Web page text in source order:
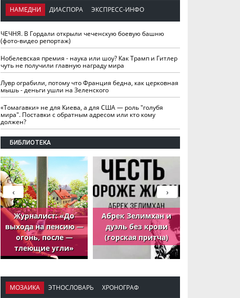
НАМЕДНИ ДИАСПОРА ЭКСПРЕСС-ИНФО
ЧЕЧНЯ. В Гордали открыли чеченскую боевую башню
(фото-видео репортаж)
Нобелевская премия - наука или шоу? Как Трамп и Гитлер
чуть не получили главную награду мира
Лувр ограбили, потому что Франция бедна, как церковная
мышь - деньги ушли на Зеленского
«Томагавки» не для Киева, а для США — роль "голубя
мира". Поставки с обратным адресом или кто кому
должен?
БИБЛИОТЕКА
Журналист: «До
выхода на пенсию —
огонь, после —
тлеющие угли»
Абрек Зелимхан и
дуэль без крови
(горская притча)
›
‹
МОЗАИКА ЭТНОСЛОВАРЬ ХРОНОГРАФ